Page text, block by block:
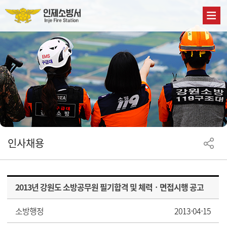
인사채용
2013년 강원도 소방공무원 필기합격 및 체력ㆍ면접시행 공고
소방행정
2013-04-15